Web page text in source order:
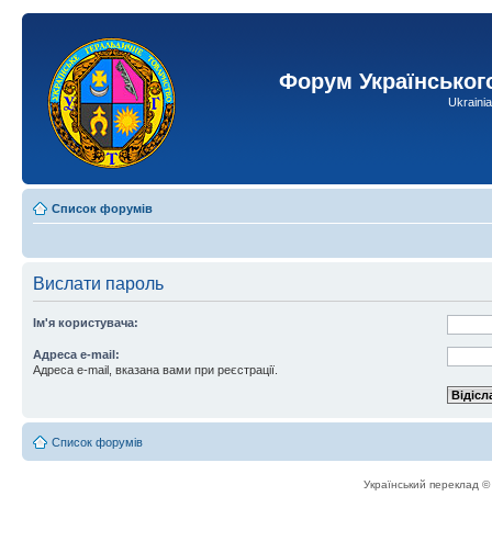
Форум
Список форумів
Вислати пароль
Ім'я користувача:
Адреса e-mail:
Адреса e-mail, вказана вами при реєстрації.
Список форумів
Український переклад